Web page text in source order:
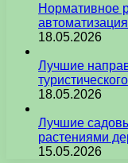
Нормативное
18.05.2026
Лучшие
18.05.2026
Лучшие
растениями
15.05.2026